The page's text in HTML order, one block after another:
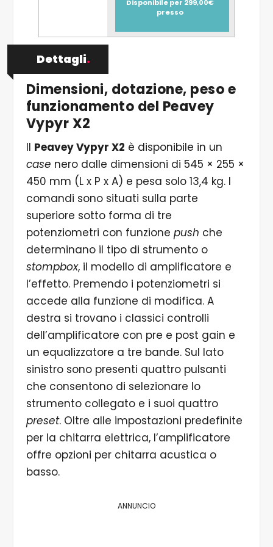
Disponibile per 299,00€
presso
Dettagli.
Dimensioni, dotazione, peso e
funzionamento del Peavey
Vypyr X2
Il Peavey Vypyr X2 è disponibile in un
case nero dalle dimensioni di 545 × 255 ×
450 mm (L x P x A) e pesa solo 13,4 kg. I
comandi sono situati sulla parte
superiore sotto forma di tre
potenziometri con funzione push che
determinano il tipo di strumento o
stompbox, il modello di amplificatore e
l’effetto. Premendo i potenziometri si
accede alla funzione di modifica. A
destra si trovano i classici controlli
dell’amplificatore con pre e post gain e
un equalizzatore a tre bande. Sul lato
sinistro sono presenti quattro pulsanti
che consentono di selezionare lo
strumento collegato e i suoi quattro
preset. Oltre alle impostazioni predefinite
per la chitarra elettrica, l’amplificatore
offre opzioni per chitarra acustica o
basso.
ANNUNCIO